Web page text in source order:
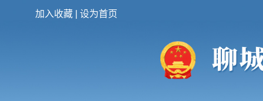
加入收藏 设为首页